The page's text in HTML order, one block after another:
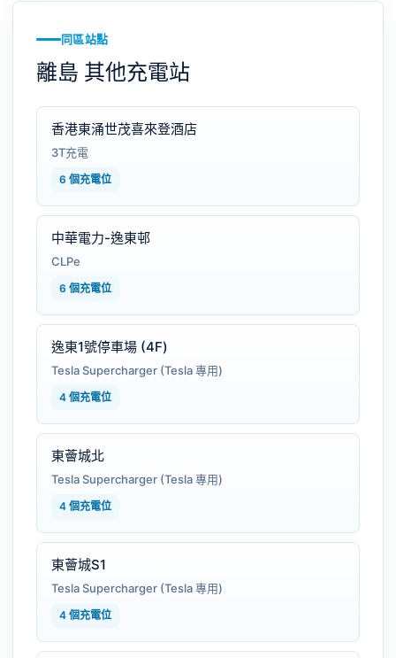
同區站點
離島 其他充電站
香港東涌世茂喜來登酒店
3T充電
6 個充電位
中華電力-逸東邨
CLPe
6 個充電位
逸東1號停車場 (4F)
Tesla Supercharger (Tesla 專用)
4 個充電位
東薈城北
Tesla Supercharger (Tesla 專用)
4 個充電位
東薈城S1
Tesla Supercharger (Tesla 專用)
4 個充電位